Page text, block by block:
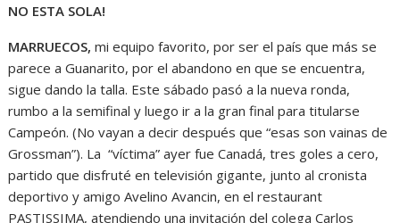
NO ESTA SOLA!
MARRUECOS,mi equipo favorito, por ser el país que más se
parece a Guanarito, por el abandono en que se encuentra,
sigue dando la talla. Este sábado pasó a la nueva ronda,
rumbo a la semifinal y luego ir a la gran final para titularse
Campeón. (No vayan a decir después que “esas son vainas de
Grossman”). La “víctima” ayer fue Canadá, tres goles a cero,
partido que disfruté en televisión gigante, junto al cronista
deportivo y amigo Avelino Avancin, en el restaurant
PASTISSIMA, atendiendo una invitación del colega Carlos